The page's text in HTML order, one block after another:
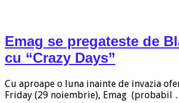
Emag se pregateste de
cu “Crazy Days”
Cu aproape o luna inainte de invazia
Friday (29 noiembrie), Emag (probabil